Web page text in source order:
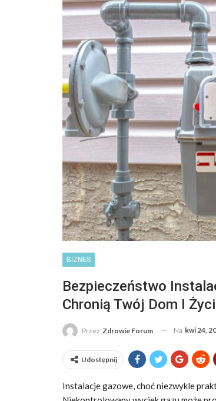
BIZNES
Bezpieczeństwo
Chronią Twój Dom I
Przez Zdrowie Forum Na kwi 24,
Udostępnij
Instalacje gazowe, choć niezwykle